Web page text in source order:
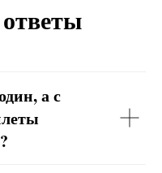
а с